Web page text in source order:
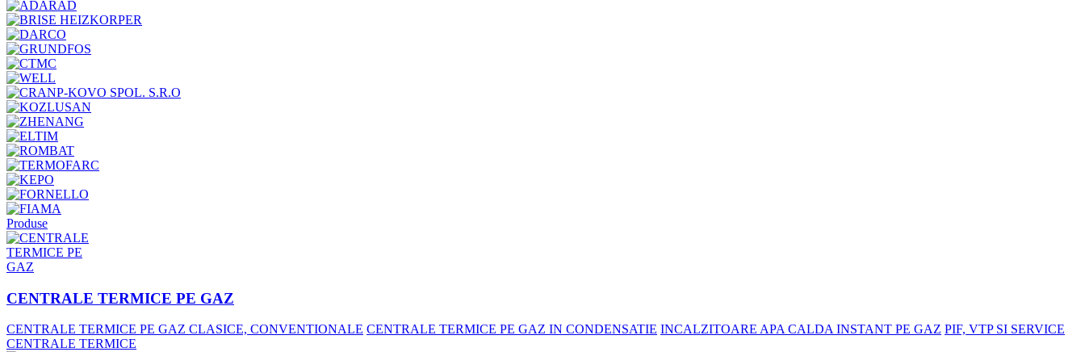
Produse
CENTRALE TERMICE PE GAZ
CENTRALE TERMICE PE GAZ CLASICE, CONVENTIONALE CENTRALE TERMICE PE GAZ IN CONDENSATIE INCALZITOARE APA CALDA INSTANT PE GAZ PIF, VTP SI SERVICE
CENTRALE TERMICE